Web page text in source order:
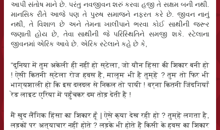
આપી સંતોષ માને છે. પરંતુ નવજીવન શરું કરવા હજી તે સક્ષમ બની નથી.
માનસિક રીતે આજે પણ તે પુરુષ સમાજને નફરત કરે છે. જીવન નાનું
નથી, તે વિશાળ છે અને તેમના ખાલીપાને ભરવા કોઈ સાથીની જરૂર
જણાતી હોય છે, તેવા સાથીની જે પરિસ્થિતિને સમજી શકે. સ્ટેલાના
જીવનમાં એરિક આવે છે. એરિક સ્ટેલાને કહે છે કે,
“दुनिया में तुम अकेली ही नहीं हो स्टेला, जो यौन हिंसा की शिकार बनी हो
! ऐसी कितनी स्टेला रोज हवस हैं, मालूम भी है तुम्हें ? तुम तो फिर भी
भाग्यशाली हो कि इस दलदल से निकल तो पायी ! वर्ना कितनी जिंदगियाँ
रेड लाइट एरिया में पहुँचकर दम तोड़ देती हैं !
मैं खुद लैंगिक हिंसा का शिकार हूँ | ऐसे क्या देख रही हो ? तुम्हें लगता है,
लड़कों पर अत्याचार नहीं होते ? लड़के भी होते हैं किसी के हवस का शिकार